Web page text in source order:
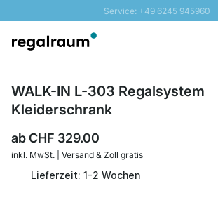
Service: +49 6245 945960
Versand & Zoll gratis ab 300 CHF
WALK-IN L-303 Regalsystem
Kleiderschrank
abCHF 329.00
inkl. MwSt. | Versand & Zoll gratis
Lieferzeit: 1-2 Wochen